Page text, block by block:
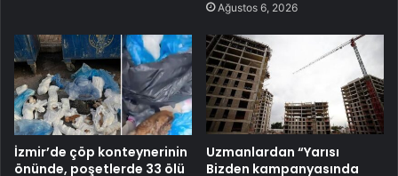
Ağustos 6, 2026
İzmir’de çöp konteynerinin
önünde, poşetlerde 33 ölü
Uzmanlardan “Yarısı
Bizden kampanyasında